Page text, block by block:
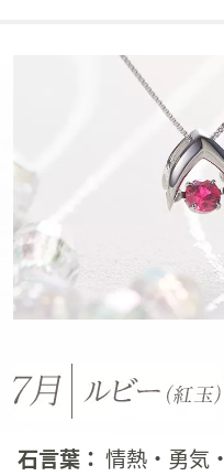
石言葉： 情熱・勇気